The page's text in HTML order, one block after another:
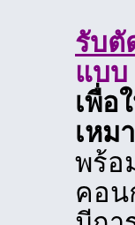
รับตั
แบบ
เพื่อ
เหม
พร้อ
คอน